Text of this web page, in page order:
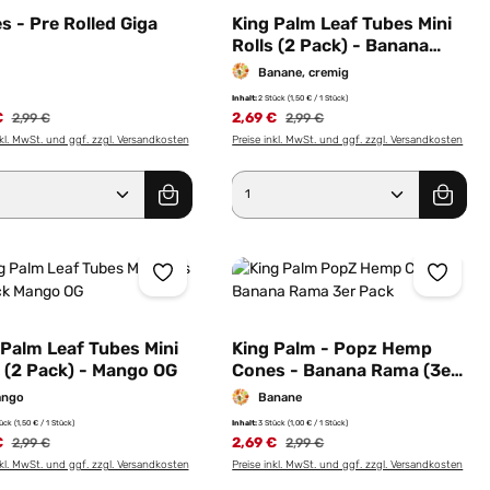
benutze die Schaltflächen um die
Wert ein oder benutze die
- Pre Rolled Giga
2,99 €
MwSt. und ggf. zzgl. Versandkosten
Anzahl: Gib den gewünschten
King Palm Leaf Tubes Mini
Rolls (2 Pack) - Banana
CreamBanane, cremig
Inhalt:2 Stück(1,50 € / 1 Stück)
2,69 € 2,99 €
Preise inkl. MwSt. und ggf. zzgl. Versandkosten
Produkt Anzahl: Gib
Leaf Tubes Mini
(2 Pack) - Mango OG
(1,50 € / 1 Stück)
2,99 €
MwSt. und ggf. zzgl. Versandkosten
King Palm - Popz Hemp
Cones - Banana Rama (3er
Pack)Banane
Inhalt:3 Stück(1,00 € / 1 Stück)
2,69 € 2,99 €
Preise inkl. MwSt. und ggf. zzgl. Versandkosten